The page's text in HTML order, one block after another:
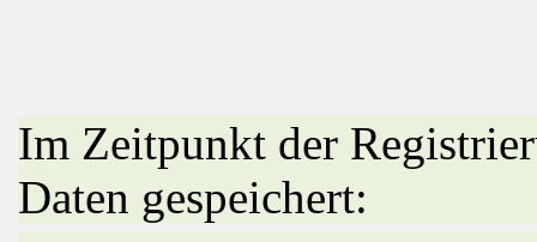
Im Zeitpunkt der
Daten gespeichert: